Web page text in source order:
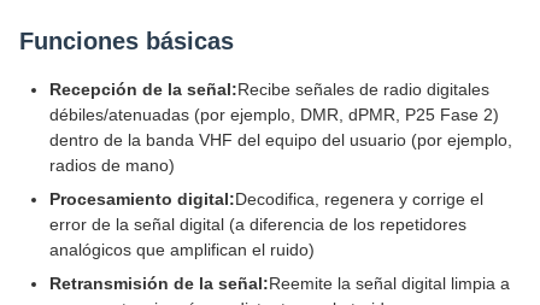
Funciones básicas
Recepción de la señal:Recibe señales de radio digitales
débiles/atenuadas (por ejemplo, DMR, dPMR, P25 Fase 2)
dentro de la banda VHF del equipo del usuario (por ejemplo,
radios de mano)
Procesamiento digital:Decodifica, regenera y corrige el
error de la señal digital (a diferencia de los repetidores
analógicos que amplifican el ruido)
Retransmisión de la señal:Reemite la señal digital limpia a